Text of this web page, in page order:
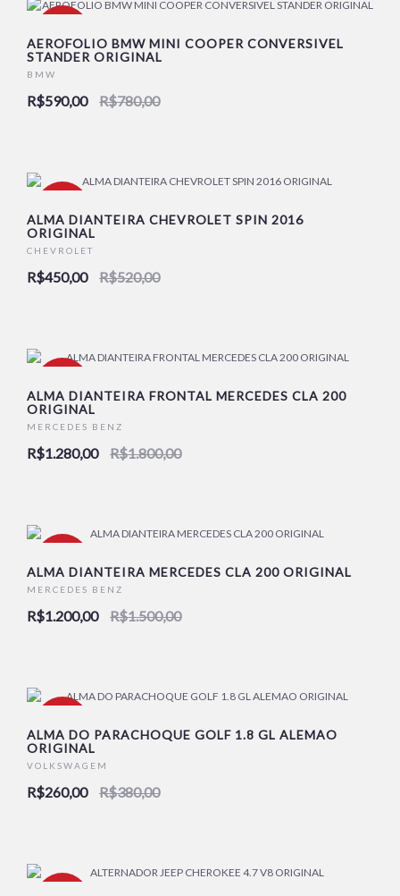
AEROFOLIO BMW MINI COOPER CONVERSIVEL
STANDER ORIGINAL
BMW
R$590,00 R$780,00
ALMA DIANTEIRA CHEVROLET SPIN 2016
ORIGINAL
CHEVROLET
R$450,00 R$520,00
ALMA DIANTEIRA FRONTAL MERCEDES CLA 200
ORIGINAL
MERCEDES BENZ
R$1.280,00 R$1.800,00
ALMA DIANTEIRA MERCEDES CLA 200 ORIGINAL
MERCEDES BENZ
R$1.200,00 R$1.500,00
ALMA DO PARACHOQUE GOLF 1.8 GL ALEMAO
ORIGINAL
VOLKSWAGEM
R$260,00 R$380,00